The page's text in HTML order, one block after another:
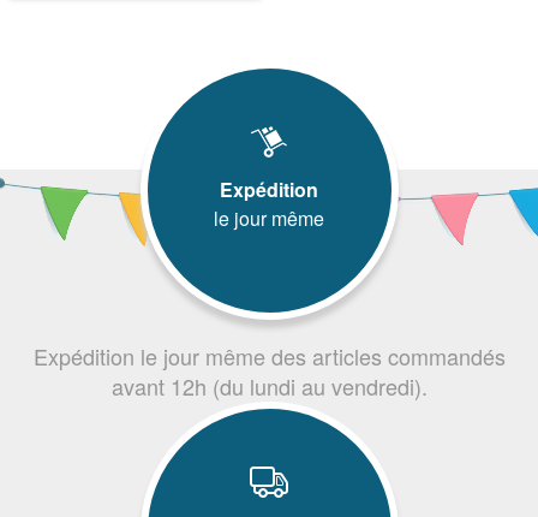
Expédition
le jour même
Expédition le jour même des articles commandés
avant 12h (du lundi au vendredi).